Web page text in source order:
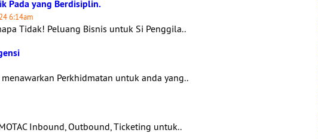
Pada yang Berdisiplin.
6:14am
Tidak! Peluang Bisnis untuk Si Penggila..
Perkhidmatan untuk anda yang..
Inbound, Outbound, Ticketing untuk..